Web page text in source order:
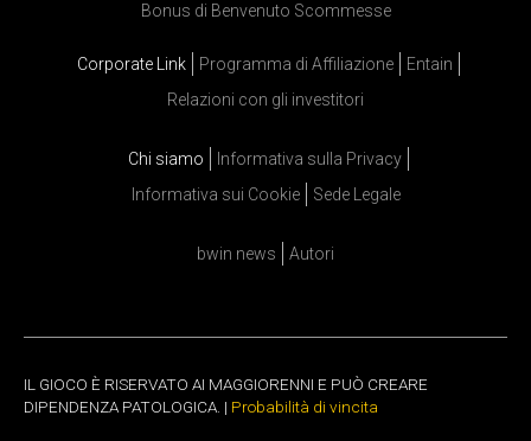
Bonus di Benvenuto Scommesse
Corporate Link Programma di Affiliazione
Entain
Relazioni con gli investitori
Chi siamo
Informativa sulla Privacy
Informativa sui Cookie
Sede Legale
bwin news Autori
IL GIOCO È RISERVATO AI MAGGIORENNI E PUÒ CREARE
DIPENDENZA PATOLOGICA. | Probabilità di vincita